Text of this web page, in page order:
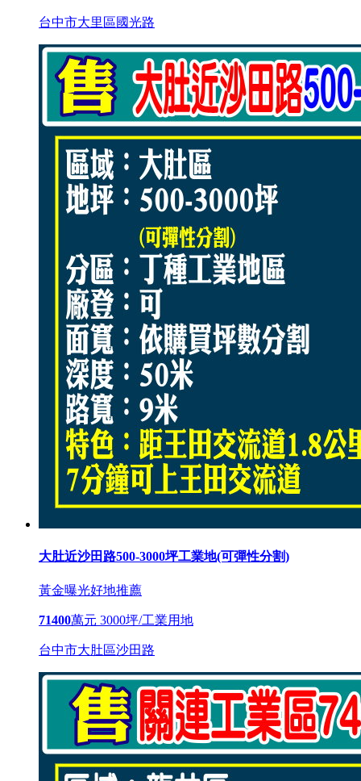
台中市大里區國光路
大肚近沙田路500-3000坪工業地(可彈性分割)
黃金曝光好地推薦
71400萬元 3000坪/工業用地
台中市大肚區沙田路